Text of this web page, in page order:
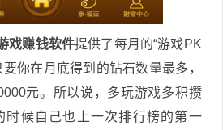
戏赚钱软件提供了每月的“游戏PK
你在月底得到的钻石数量最多，
元。所以说，多玩游戏多积攒
时候自己也上一次排行榜的第一